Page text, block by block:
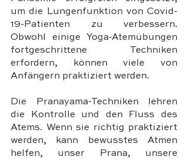
um die Lungenfunktion von Covid-
19-Patienten zu verbessern.
Obwohl einige Yoga-Atemübungen
fortgeschrittene Techniken
erfordern, können viele von
Anfängern praktiziert werden.
Die Pranayama-Techniken lehren
die Kontrolle und den Fluss des
Atems. Wenn sie richtig praktiziert
werden, kann bewusstes Atmen
helfen, unser Prana, unsere